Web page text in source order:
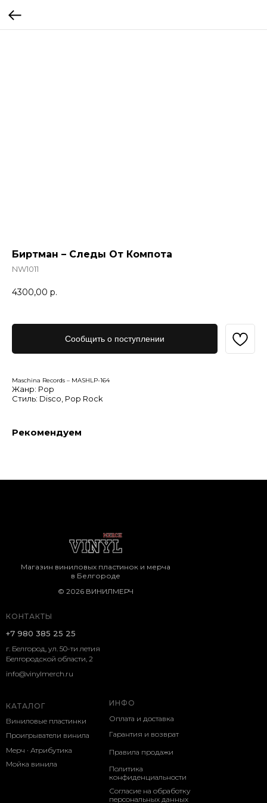
Биртман – Следы От Компота
NW1011
4300,00 р.
Сообщить о поступлении
Maschina Records – MASHLP-164
Жанр: Pop
Стиль: Disco, Pop Rock
Рекомендуем
КОНТАКТЫ
г. Белгород, ул. 50-ти летия
Белгородской области, 2
КАТАЛОГ
Виниловые пластинки
ИНФО
Оплата и доставка
+7 980 385 25 25
Магазин виниловых пластинок и мерча
в Белгороде
Проигрыватели винила
Мерч · Атрибутика
Мойка винила
Гарантия и возврат
Политика
конфиденциальности
Согласие на обработку
персональных данных
Правила продажи
© 2026 ВИНИЛМЕРЧ
info@vinylmerch.ru